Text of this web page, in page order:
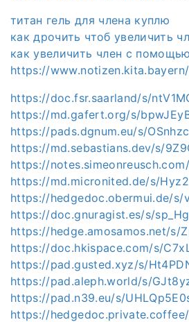
титан гель для члена куплю
как дрочить чтоб увеличить
как увеличить член с
https://www.notizen.kita.bayern/
https://doc.fsr.saarland/s/
https://md.gafert.org/s/
https://pads.dgnum.eu/s/
https://md.sebastians.dev/s/
https://
https://md.micronited.de/s/
https://hedgedoc.obermui.de/s/
https://doc.gnuragist.es/s/
https://hedge.amosamos.net/s/
https://doc.hkispace.com/s/
https://pad.gusted.xyz/s/
https://pad.aleph.world/s/
https://pad.n39.eu/s/
https://